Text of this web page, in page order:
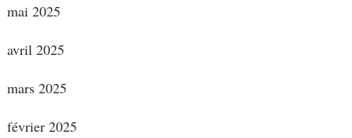
mai 2025
avril 2025
mars 2025
février 2025